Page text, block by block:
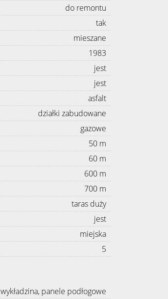
do remontu
tak
mieszane
1983
jest
jest
asfalt
działki zabudowane
gazowe
50 m
60 m
600 m
700 m
taras duży
jest
miejska
5
wykładzina, panele podłogowe